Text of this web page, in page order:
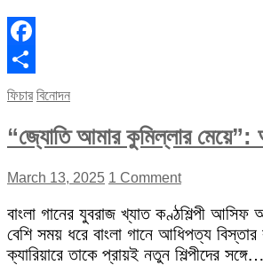
Facebook
Share
ফিচার বিনোদন
“জ্যোতি আমার কুমিল্লার
March 13, 2025 1 Comment
বাংলা গানের যুবরাজ খ্যাত কণ্ঠশিল্পী
বেশি সময় ধরে বাংলা গানে আধিপত্য বিস্তার
ক্যারিয়ারে তাকে প্রায়ই নতুন শিল্পীদের সঙ্গে…